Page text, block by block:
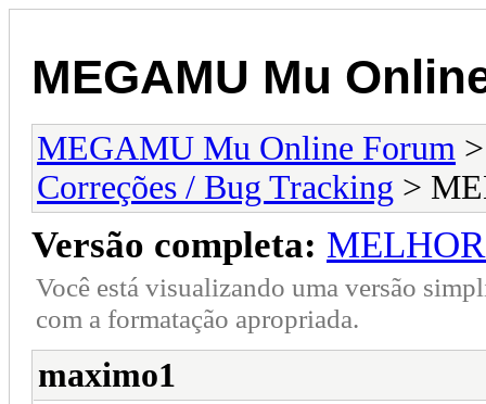
MEGAMU Mu
MEGAMU Mu Online Forum
Correções / Bug Tracking >
Versão completa:
Você está visualizando uma versão
com a formatação apropriada.
maximo1